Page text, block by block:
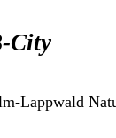
City
Lappwald